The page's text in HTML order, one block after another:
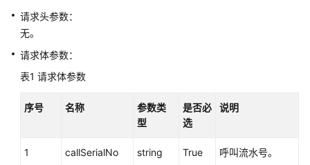
发
指
南
参
考
请求头参数：
无。
请求体参数：
表1 请求体参数
序号 名称
参数类
型
是否必
选
说明
1 callSerialNo string True
呼叫流水号。